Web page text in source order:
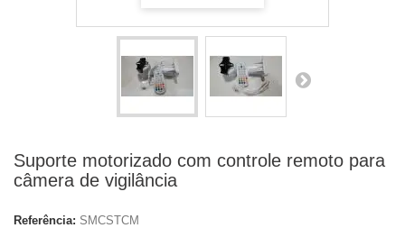
Suporte motorizado com controle remoto para
câmera de vigilância
Referência: SMCSTCM